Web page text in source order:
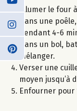
Allumer le four
Dans une
pendant 4-6
Dans un bol,
mélanger.
Verser une
moyen jusqu’à
Enfourner